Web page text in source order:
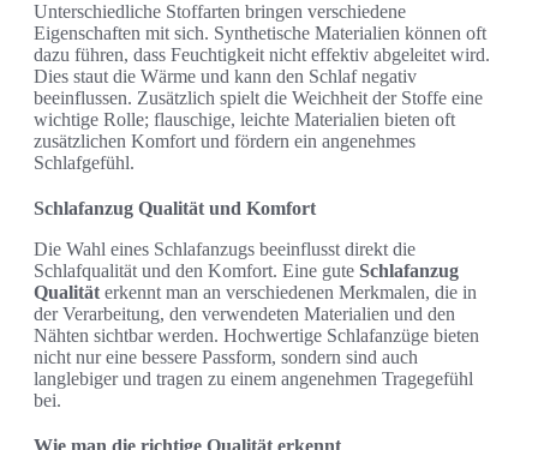
Unterschiedliche Stoffarten bringen verschiedene
Eigenschaften mit sich. Synthetische Materialien können oft
dazu führen, dass Feuchtigkeit nicht effektiv abgeleitet wird.
Dies staut die Wärme und kann den Schlaf negativ
beeinflussen. Zusätzlich spielt die Weichheit der Stoffe eine
wichtige Rolle; flauschige, leichte Materialien bieten oft
zusätzlichen Komfort und fördern ein angenehmes
Schlafgefühl.
Schlafanzug Qualität und Komfort
Die Wahl eines Schlafanzugs beeinflusst direkt die
Schlafqualität und den Komfort. Eine gute Schlafanzug
Qualität erkennt man an verschiedenen Merkmalen, die in
der Verarbeitung, den verwendeten Materialien und den
Nähten sichtbar werden. Hochwertige Schlafanzüge bieten
nicht nur eine bessere Passform, sondern sind auch
langlebiger und tragen zu einem angenehmen Tragegefühl
bei.